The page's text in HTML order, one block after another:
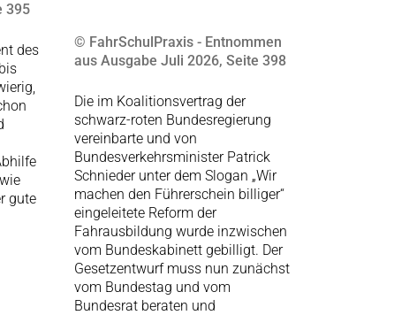
395
des
gute
© FahrSchulPraxis - Entnommen
aus Ausgabe Juli 2026, Seite 398
Die im Koalitionsvertrag der
schwarz-roten Bundesregierung
vereinbarte und von
Bundesverkehrsminister Patrick
Schnieder unter dem Slogan „Wir
machen den Führerschein billiger“
eingeleitete Reform der
Fahrausbildung wurde inzwischen
vom Bundeskabinett gebilligt. Der
Gesetzentwurf muss nun zunächst
vom Bundestag und vom
Bundesrat beraten und